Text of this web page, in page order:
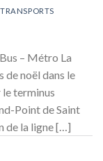
– Métro La
de noël dans le
terminus
Point de Saint
de la ligne […]